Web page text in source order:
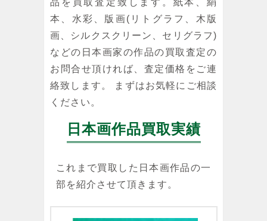
品を買取査定致します。紙本、絹
本、水彩、版画(リトグラフ、木版
画、シルクスクリーン、セリグラフ)
などの日本画家の作品の買取査定の
お問合せ頂ければ、査定価格をご連
絡致します。 まずはお気軽にご相談
ください。
日本画作品買取実績
これまで買取した日本画作品の一
部を紹介させて頂きます。